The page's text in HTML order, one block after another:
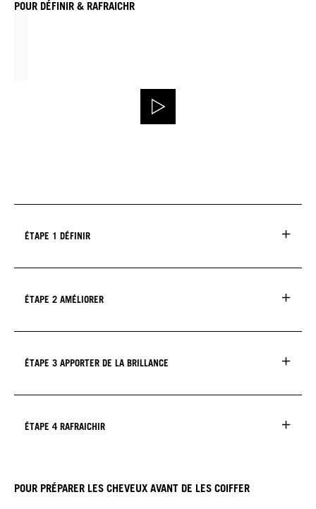
POUR DÉFINIR & RAFRAICHR
ÉTAPE 1 DÉFINIR
ÉTAPE 2 AMÉLIORER
ÉTAPE 3 APPORTER DE LA BRILLANCE
ÉTAPE 4 RAFRAICHIR
POUR PRÉPARER LES CHEVEUX AVANT DE LES COIFFER